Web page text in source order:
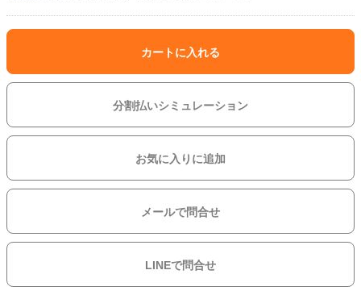
カートに入れる
分割払いシミュレーション
お気に入りに追加
メールで問合せ
LINEで問合せ